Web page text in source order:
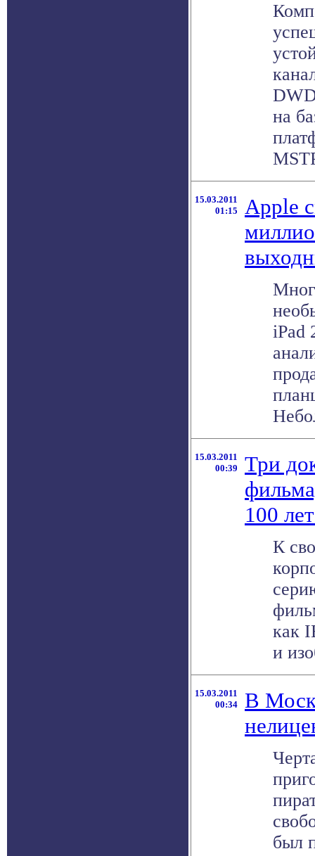
на
15.03.2011
01:15
Apple
iPad
15.03.2011
00:39
Три
100
К
как
и
15.03.2011
00:34
В
был